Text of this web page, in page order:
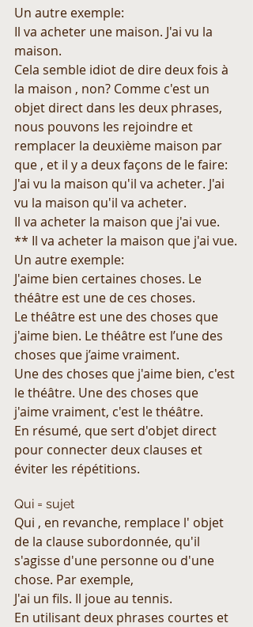
Un autre exemple:
Il va acheter une maison. J'ai vu la
maison.
Cela semble idiot de dire deux fois à
la maison , non? Comme c'est un
objet direct dans les deux phrases,
nous pouvons les rejoindre et
remplacer la deuxième maison par
que , et il y a deux façons de le faire:
J'ai vu la maison qu'il va acheter. J'ai
vu la maison qu'il va acheter.
Il va acheter la maison que j'ai vue.
** Il va acheter la maison que j'ai vue.
Un autre exemple:
J'aime bien certaines choses. Le
théâtre est une de ces choses.
Le théâtre est une des choses que
j'aime bien. Le théâtre est l’une des
choses que j’aime vraiment.
Une des choses que j'aime bien, c'est
le théâtre. Une des choses que
j'aime vraiment, c'est le théâtre.
En résumé, que sert d'objet direct
pour connecter deux clauses et
éviter les répétitions.
Qui = sujet
Qui , en revanche, remplace l' objet
de la clause subordonnée, qu'il
s'agisse d'une personne ou d'une
chose. Par exemple,
J'ai un fils. Il joue au tennis.
En utilisant deux phrases courtes et